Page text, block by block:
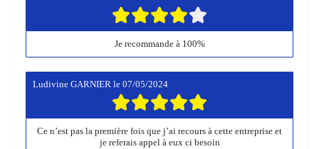
Je recommande à 100%
Ludivine GARNIER le 07/05/2024
Ce n’est pas la première fois que j’ai recours à cette entreprise et
je referais appel à eux ci besoin